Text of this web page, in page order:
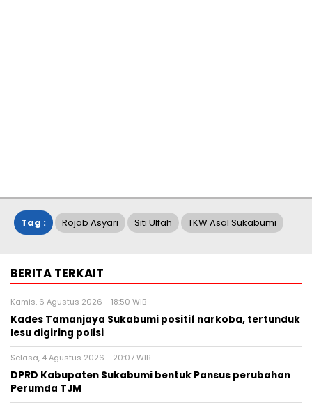
Tag : Rojab Asyari Siti Ulfah TKW Asal Sukabumi
BERITA TERKAIT
Kamis, 6 Agustus 2026 - 18:50 WIB
Kades Tamanjaya Sukabumi positif narkoba, tertunduk
lesu digiring polisi
Selasa, 4 Agustus 2026 - 20:07 WIB
DPRD Kabupaten Sukabumi bentuk Pansus perubahan
Perumda TJM